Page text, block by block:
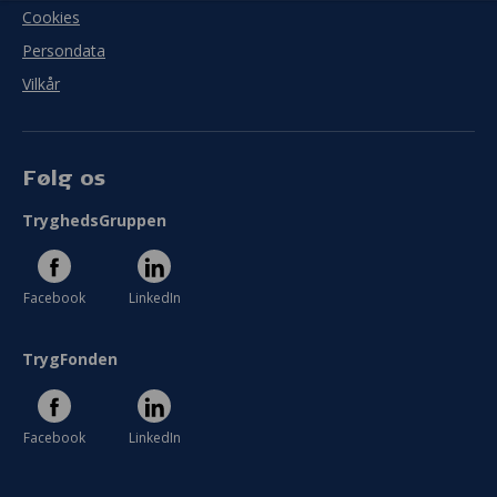
Cookies
Persondata
Vilkår
Følg os
TryghedsGruppen
Facebook LinkedIn
TrygFonden
Facebook LinkedIn